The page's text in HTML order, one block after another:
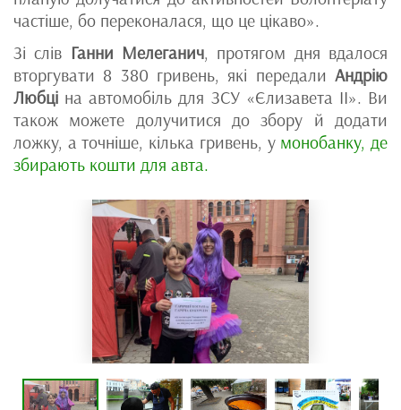
частіше, бо переконалася, що це цікаво».
Зі слів Ганни Мелеганич, протягом дня вдалося
вторгувати 8 380 гривень, які передали Андрію
Любці на автомобіль для ЗСУ «Єлизавета ІІ». Ви
також можете долучитися до збору й додати
ложку, а точніше, кілька гривень, у монобанку, де
збирають кошти для авта.